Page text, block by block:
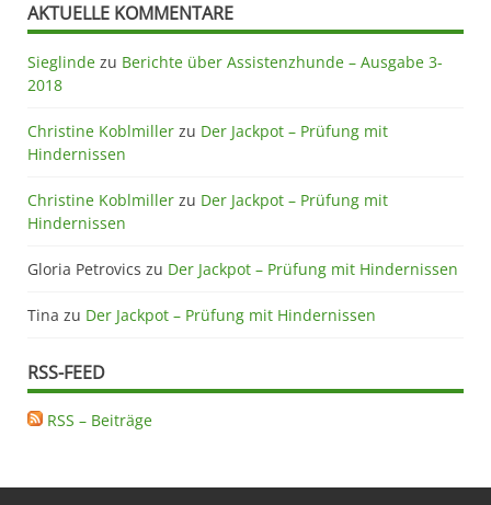
AKTUELLE KOMMENTARE
Sieglinde zu Berichte über Assistenzhunde – Ausgabe 3-
2018
Christine Koblmiller zu Der Jackpot – Prüfung mit
Hindernissen
Christine Koblmiller zu Der Jackpot – Prüfung mit
Hindernissen
Gloria Petrovics zu Der Jackpot – Prüfung mit Hindernissen
Tina zu Der Jackpot – Prüfung mit Hindernissen
RSS-FEED
RSS – Beiträge